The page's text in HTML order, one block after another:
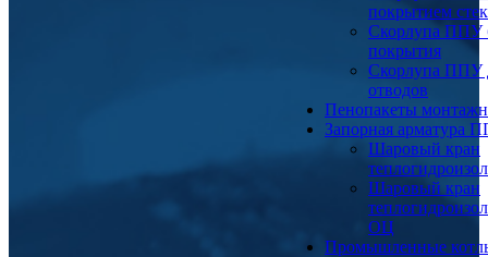
покрытием
Скорлупа ППУ
покрытия
Скорлупа ППУ
отводов
Пенопакеты
Запорная арматура
Шаровый кран
Шаровый кран
ОЦ
Промышленные